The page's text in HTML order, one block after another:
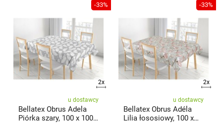
-33%
2x
u dostawcy
Bellatex Obrus Adela
Piórka szary, 100 x 100
-33%
2x
u dostawcy
Bellatex Obrus Adéla
Lilia łososiowy, 100 x